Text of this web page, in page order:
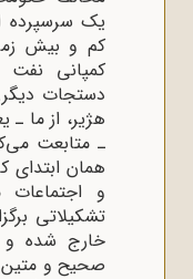
یک سرسپرده
کم و بیش
کمپانی
دستجات
هژیر، از ما ـ
ـ متابعت
همان ابتدای
و
تشکیلاتی
خارج شده و
صحیح و متین